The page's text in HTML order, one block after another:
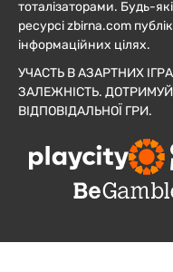
тоталізаторами. Будь-
ресурсі zbirna.com
інформаційних цілях.
УЧАСТЬ В АЗАРТНИХ
ЗАЛЕЖНІСТЬ.
ВІДПОВІДАЛЬНОЇ ГРИ.